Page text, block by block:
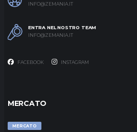
INFO@ZEMANIA.IT
ENTRA NEL NOSTRO TEAM
INFO@ZEMANIA.IT
FACEBOOK INSTAGRAM
MERCATO
MERCATO